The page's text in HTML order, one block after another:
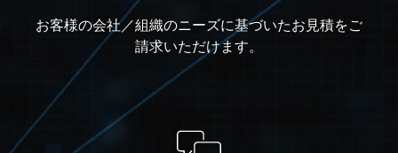
お客様の会社／組織のニーズに基づいたお見積をご
請求いただけます。